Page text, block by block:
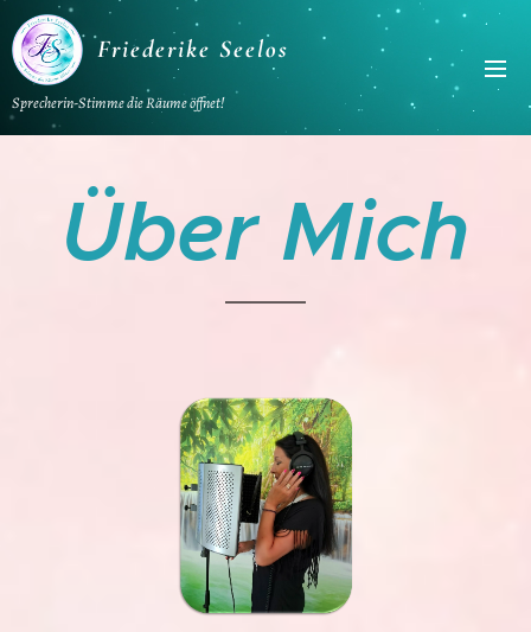
Friederike Seelos
Sprecherin-Stimme die Räume öffnet!
Über Mich